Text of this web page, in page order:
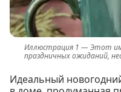
Этот
праздничных ожиданий,
Идеальный